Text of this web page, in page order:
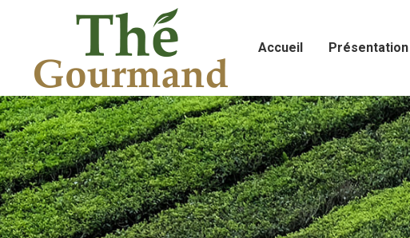
Accueil Présentation